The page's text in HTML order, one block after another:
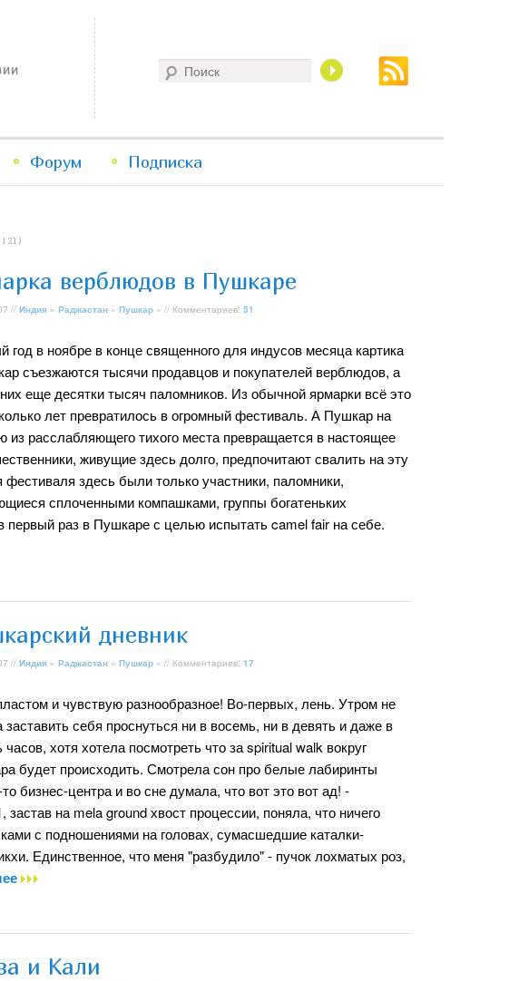
Форум Подписка
верблюдов в Пушкаре
// Индия » Раджастан » Пушкар » // Комментариев: 51
год в ноябре в конце священного для индусов месяца картика
съезжаются тысячи продавцов и покупателей верблюдов, а
еще десятки тысяч паломников. Из обычной ярмарки всё это
лет превратилось в огромный фестиваль. А Пушкар на
из расслабляющего тихого места превращается в настоящее
живущие здесь долго, предпочитают свалить на эту
здесь были только участники, паломники,
сплоченными компашками, группы богатеньких
первый раз в Пушкаре с целью испытать camel fair на себе.
дневник
// Индия » Раджастан » Пушкар » // Комментариев: 17
и чувствую разнообразное! Во-первых, лень. Утром не
заставить себя проснуться ни в восемь, ни в девять и даже в
часов, хотя хотела посмотреть что за spiritual walk вокруг
будет происходить. Смотрела сон про белые лабиринты
то бизнес-центра и во сне думала, что вот это вот ад! -
на mela ground хвост процессии, поняла, что ничего
с подношениями на головах, сумасшедшие каталки-
Единственное, что меня "разбудило" - пучок лохматых роз,
и Кали